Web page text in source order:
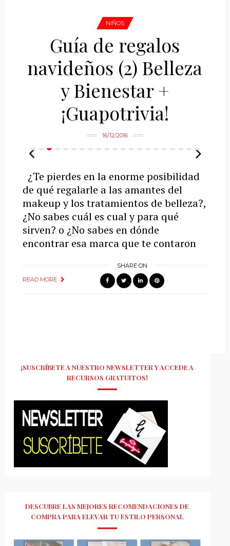
NIÑOS
Guía de regalos
navideños (2) Belleza
y Bienestar +
¡Guapotrivia!
16/12/2016
¿Te pierdes en la enorme posibilidad
de qué regalarle a las amantes del
makeup y los tratamientos de belleza?,
¿No sabes cuál es cual y para qué
sirven? o ¿No sabes en dónde
encontrar esa marca que te contaron
READ MORE
SHARE ON
¡SUSCRÍBETE A NUESTRO NEWSLETTER Y ACCEDE A
RECURSOS GRATUITOS!
DESCUBRE LAS MEJORES RECOMENDACIONES DE
COMPRA PARA ELEVAR TU ESTILO PERSONAL